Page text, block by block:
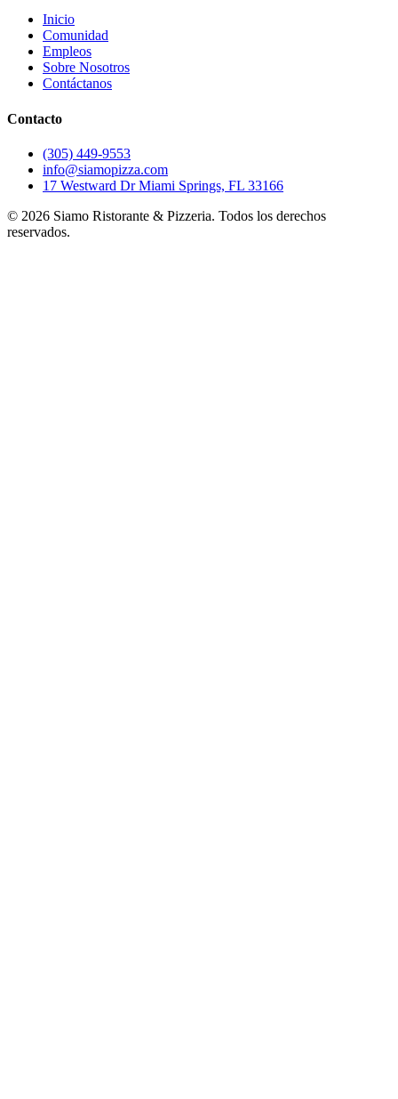
Inicio
Comunidad
Empleos
Sobre Nosotros
Contáctanos
Contacto
(305) 449-9553
info@siamopizza.com
17 Westward Dr Miami Springs, FL 33166
© 2026 Siamo Ristorante & Pizzeria. Todos los derechos
reservados.